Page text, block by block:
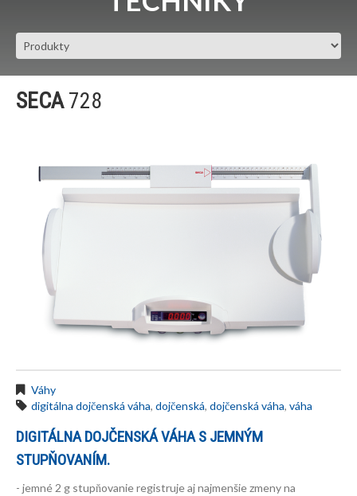
SECA728
Váhy
digitálna dojčenská váha, dojčenská, dojčenská váha, váha
DIGITÁLNA DOJČENSKÁ VÁHA S JEMNÝM
STUPŇOVANÍM.
- jemné 2 g stupňovanie registruje aj najmenšie zmeny na